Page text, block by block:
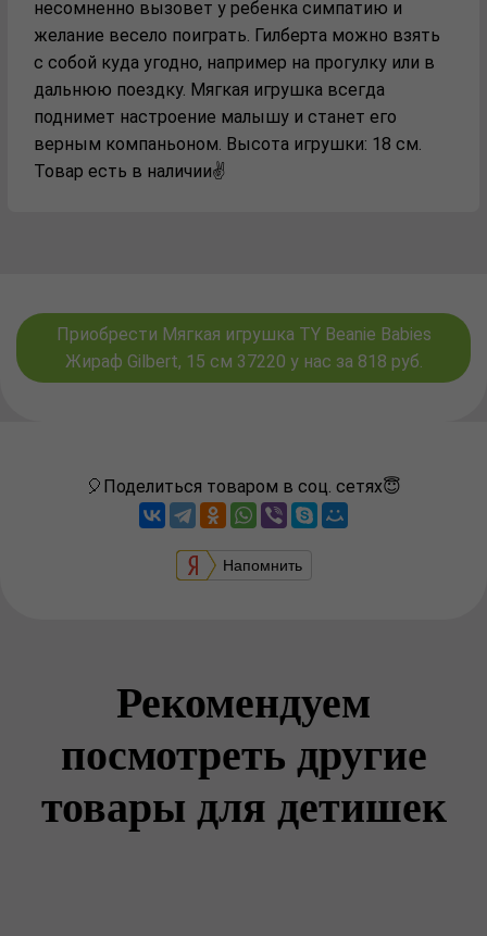
несомненно вызовет у ребенка симпатию и
желание весело поиграть. Гилберта можно взять
с собой куда угодно, например на прогулку или в
дальнюю поездку. Мягкая игрушка всегда
поднимет настроение малышу и станет его
верным компаньоном. Высота игрушки: 18 см.
Товар есть в наличии✌️
Приобрести Мягкая игрушка TY Beanie Babies
Жираф Gilbert, 15 см 37220 у нас за 818 руб.
🎈Поделиться товаром в соц. сетях😇
Напомнить
Рекомендуем
посмотреть другие
товары для детишек